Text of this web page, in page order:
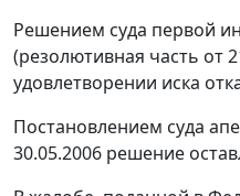
Решением суда первой
(резолютивная часть от
удовлетворении иска
Постановлением суда
30.05.2006 решение